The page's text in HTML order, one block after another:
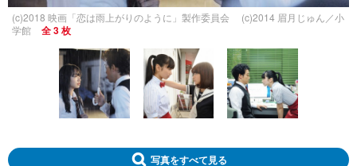
(c)2018 映画「恋は雨上がりのように」製作委員会 (c)2014 眉月じゅん／小
学館
全 3 枚
写真をすべて見る